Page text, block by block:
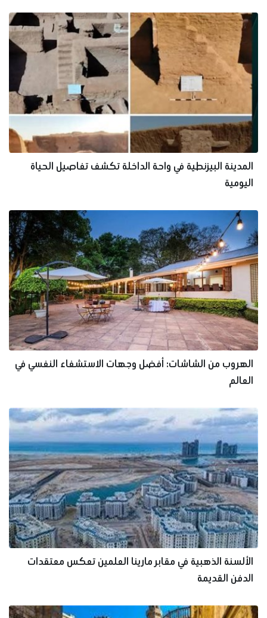
المدينة البيزنطية في واحة الداخلة تكشف تفاصيل الحياة
اليومية
الهروب من الشاشات: أفضل وجهات الاستشفاء النفسي في
العالم
الألسنة الذهبية في مقابر مارينا العلمين تعكس معتقدات
الدفن القديمة